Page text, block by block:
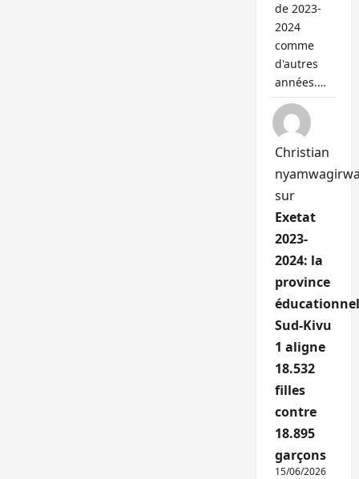
de 2023-
2024
comme
d'autres
années.…
Christian
sur
Exetat
2023-
2024: la
province
Sud-Kivu
1 aligne
18.532
filles
contre
18.895
garçons
15/06/2026